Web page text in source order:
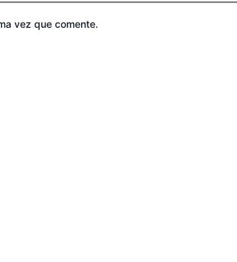
vez que comente.